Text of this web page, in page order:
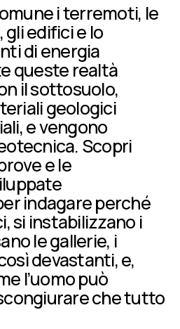
i terremoti, le
gli edifici e lo
di energia
queste realtà
il sottosuolo,
geologici
e vengono
Scopri
e le
indagare perché
si instabilizzano i
le gallerie, i
devastanti, e,
l’uomo può
che tutto